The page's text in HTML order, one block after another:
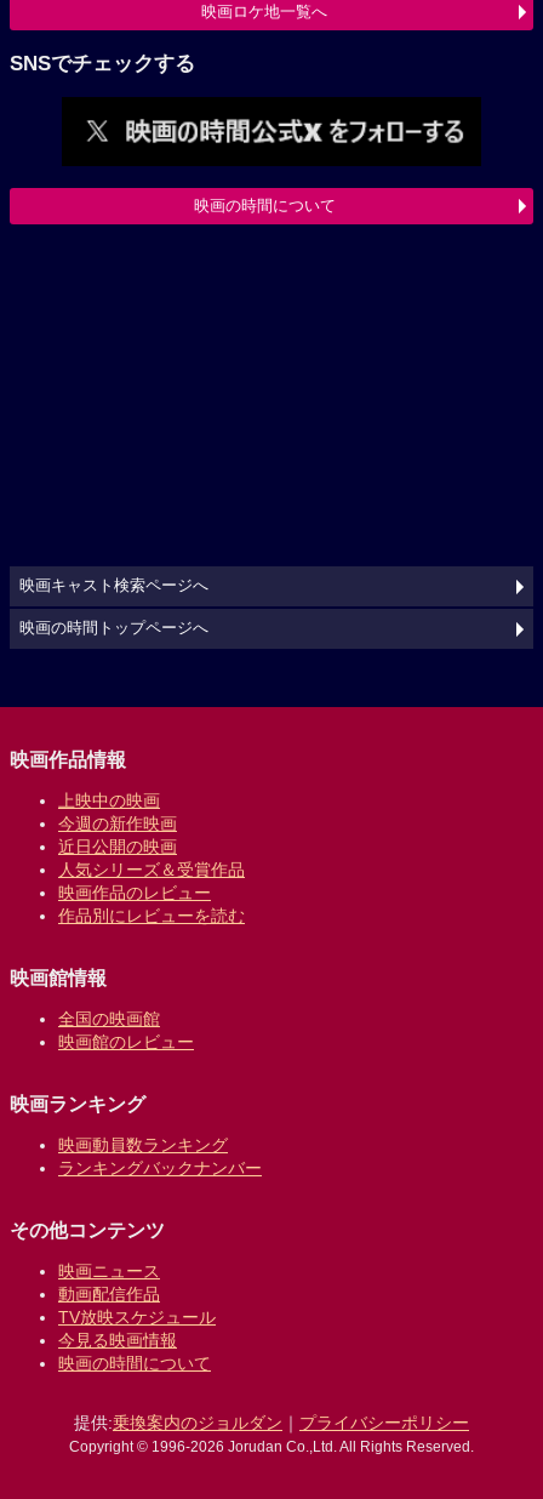
映画ロケ地一覧へ
SNSでチェックする
映画の時間について
映画キャスト検索ページへ
映画の時間トップページへ
映画作品情報
上映中の映画
今週の新作映画
近日公開の映画
人気シリーズ＆受賞作品
映画作品のレビュー
作品別にレビューを読む
映画館情報
全国の映画館
映画館のレビュー
映画ランキング
映画動員数ランキング
ランキングバックナンバー
その他コンテンツ
映画ニュース
動画配信作品
TV放映スケジュール
今見る映画情報
映画の時間について
提供:乗換案内のジョルダン ｜ プライバシーポリシー
Copyright © 1996-2026 Jorudan Co.,Ltd. All Rights Reserved.